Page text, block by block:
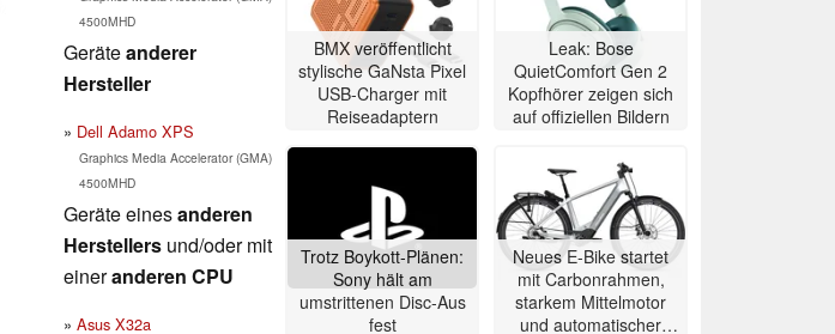
4500MHD
Geräteanderer
Hersteller
Dell Adamo XPS
Graphics Media Accelerator (GMA)
4500MHD
Geräte einesanderen
Herstellers und/oder mit
eineranderen CPU
Asus X32a
BMX veröffentlicht
stylische GaNsta Pixel
USB-Charger mit
Reiseadaptern
Leak: Bose
QuietComfort Gen 2
Kopfhörer zeigen sich
auf offiziellen Bildern
Trotz Boykott-Plänen:
Sony hält am
umstrittenen Disc-Aus
fest
Neues E-Bike startet
mit Carbonrahmen,
starkem Mittelmotor
und automatischer